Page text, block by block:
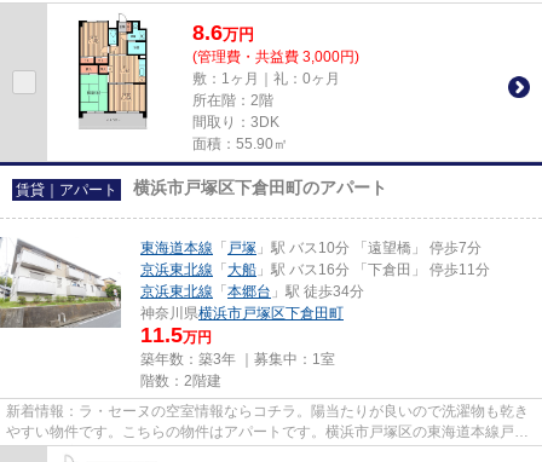
ます。電車での移動に利便性を...
8.6万円
(管理費・共益費 3,000円)
敷：1ヶ月｜礼：0ヶ月
所在階：2階
間取り：3DK
面積：55.90㎡
賃貸｜アパート 横浜市戸塚区下倉田町のアパート
東海道本線 「 戸塚 」駅 バス10分 「遠望橋」 停歩7分
京浜東北線 「 大船 」駅 バス16分 「下倉田」 停歩11分
京浜東北線 「 本郷台 」駅 徒歩34分
神奈川県横浜市戸塚区下倉田町
11.5万円
築年数：築3年 ｜募集中： 1室
階数：2階建
新着情報：ラ・セーヌの空室情報ならコチラ。陽当たりが良いので洗濯物も乾き
やすい物件です。こちらの物件はアパートです。横浜市戸塚区の東海道本線戸塚
近くが快適に過ごせます。ラ...